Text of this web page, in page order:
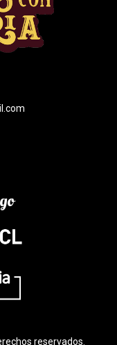
reservados.